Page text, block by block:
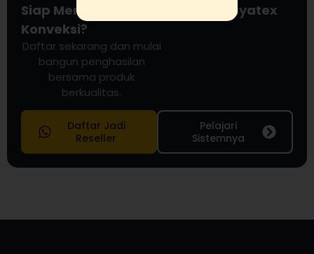
Siap Menjadi Reseller Partner Gayatex
Konveksi?
Daftar sekarang dan mulai
bangun penghasilan
bersama produk
berkualitas.
Daftar Jadi
Reseller
Pelajari
Sistemnya